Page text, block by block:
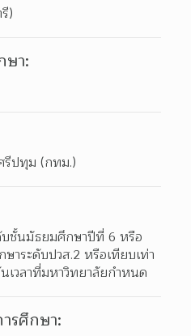
)
ษา:
รีปทุม (กทม.)
บชั้นมัธยมศึกษาปีที่ 6 หรือ
เวลาที่มหาวิทยาลัยกำหนด
รศึกษา: